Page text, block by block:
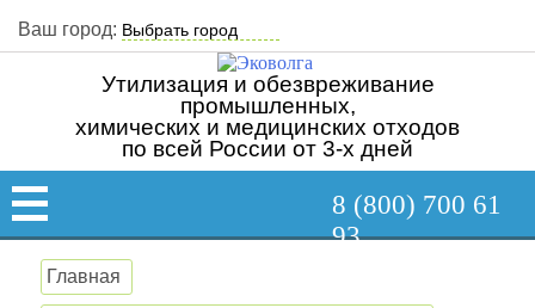
Ваш город:
Утилизация и обезвреживание
промышленных,
химических и медицинских отходов
по всей России от 3-х дней
8 (800) 700 61
93
Главная